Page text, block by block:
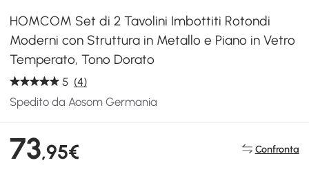
HOMCOM Set di 2 Tavolini Imbottiti Rotondi
Moderni con Struttura in Metallo e Piano in Vetro
Temperato, Tono Dorato
5 (4)
Spedito da Aosom Germania
73,95€ Confronta